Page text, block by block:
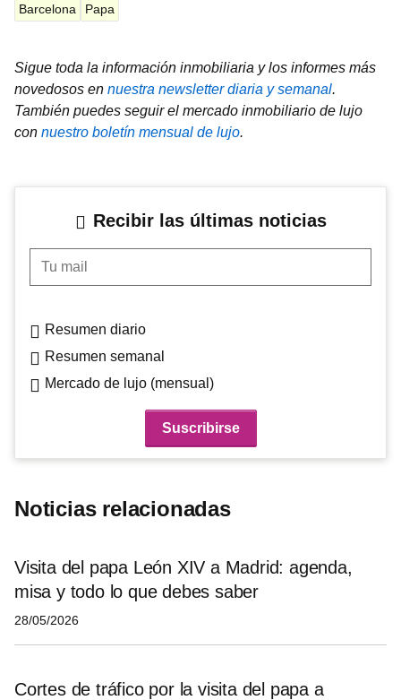
Barcelona Papa
Sigue toda la información inmobiliaria y los informes más
novedosos en nuestra newsletter diaria y semanal.
También puedes seguir el mercado inmobiliario de lujo
con nuestro boletín mensual de lujo.
Recibir las últimas noticias
Tu mail
Resumen diario
Resumen semanal
Mercado de lujo (mensual)
Noticias relacionadas
Visita del papa León XIV a Madrid: agenda,
misa y todo lo que debes saber
28/05/2026
Cortes de tráfico por la visita del papa a